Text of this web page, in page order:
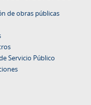
de obras públicas
Servicio Público